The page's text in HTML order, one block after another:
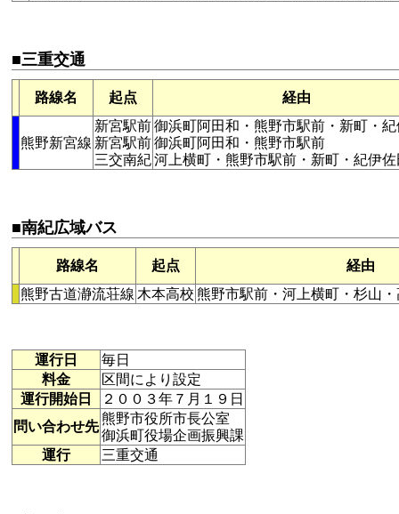
■三重交通
路線名 起点 経由
熊野新宮線
新宮駅前
新宮駅前
三交南紀
御浜町阿田和・熊野市駅前・新町・
御浜町阿田和・熊野市駅前
河上横町・熊野市駅前・新町・紀伊佐
■南紀広域バス
路線名 起点
経由
熊野古道瀞流荘線 木本高校 熊野市駅前・河上横町・杉山
運行日
毎日
料金
区間により設定
運行開始日
２００３年７月１９日
問い合わせ先
熊野市役所市長公室
御浜町役場企画振興課
運行
三重交通